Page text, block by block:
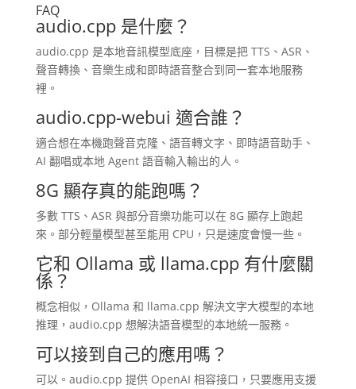
FAQ
audio.cpp 是什麼？
audio.cpp 是本地音訊模型底座，目標是把 TTS、ASR、
聲音轉換、音樂生成和即時語音整合到同一套本地服務
裡。
audio.cpp-webui 適合誰？
適合想在本機跑聲音克隆、語音轉文字、即時語音助手、
AI 翻唱或本地 Agent 語音輸入輸出的人。
8G 顯存真的能跑嗎？
多數 TTS、ASR 與部分音樂功能可以在 8G 顯存上跑起
來。部分輕量模型甚至能用 CPU，只是速度會慢一些。
它和 Ollama 或 llama.cpp 有什麼關
係？
概念相似，Ollama 和 llama.cpp 解決文字大模型的本地
推理，audio.cpp 想解決語音模型的本地統一服務。
可以接到自己的應用嗎？
可以。audio.cpp 提供 OpenAI 相容接口，只要應用支援